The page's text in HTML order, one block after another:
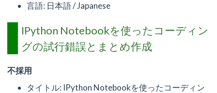
言語: 日本語 / Japanese
IPython Notebookを使ったコーディン
グの試行錯誤とまとめ作成
不採用
タイトル: IPython Notebookを使ったコーディン